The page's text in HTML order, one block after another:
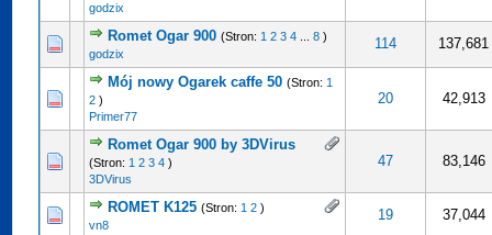
godzix
Romet Ogar 900 (Stron: 1 2 3 4 ...8 )
godzix
114 137,681
5 gwiazdek
Mój nowy Ogarek caffe 50(Stron: 1
2 )
Primer77
20 42,913
5 gwiazdek
Romet Ogar 900 by 3DVirus
(Stron: 1 2 3 4 )
3DVirus
47 83,146
5 na 5 gwiazdek
ROMET K125 (Stron: 1 2 )
vn8
19 37,044
4 na 5 gwiazdek